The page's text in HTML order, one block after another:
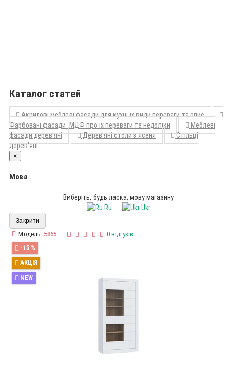
Каталог статей
Акрилові меблеві фасади для кухні їх види переваги та опис
Фарбовані фасади МДФ про їх переваги та недоліки
Меблеві
фасади дерев'яні
Дерев'яні столи з ясеня
Стільці
дерев'яні
×
Мова
Виберіть, будь ласка, мову магазину
Ru
Ukr
Закрити
Модель: 5865 0 відгуків
-15 %
АКЦІЯ
NEW